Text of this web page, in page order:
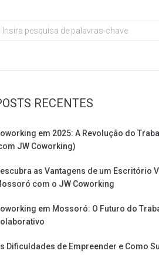
RECENTES
em 2025: A Revolução do
JW Coworking)
as Vantagens de um Escritório
com o JW Coworking
em Mossoró: O Futuro do
Dificuldades de Empreender e Como